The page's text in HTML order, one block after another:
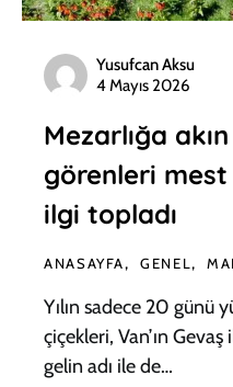
Yusufcan Aksu
4 Mayıs 2026
Mezarlığa
görenleri
ilgi topladı
ANASAYFA GENEL
Yılın sadece 20 günü
çiçekleri, Van’ın
gelin adı ile de…